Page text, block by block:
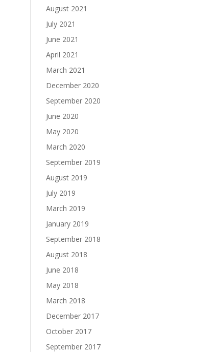
August 2021
July 2021
June 2021
April 2021
March 2021
December 2020
September 2020
June 2020
May 2020
March 2020
September 2019
August 2019
July 2019
March 2019
January 2019
September 2018
August 2018
June 2018
May 2018
March 2018
December 2017
October 2017
September 2017